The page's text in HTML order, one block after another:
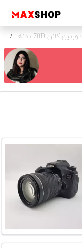
دوربین کانن 70D بدنه /